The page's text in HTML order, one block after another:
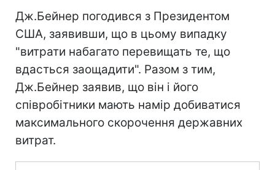
Дж.Бейнер погодився з Президентом
США, заявивши, що в цьому випадку
"витрати набагато перевищать те, що
вдасться заощадити". Разом з тим,
Дж.Бейнер заявив, що він і його
співробітники мають намір добиватися
максимального скорочення державних
витрат.